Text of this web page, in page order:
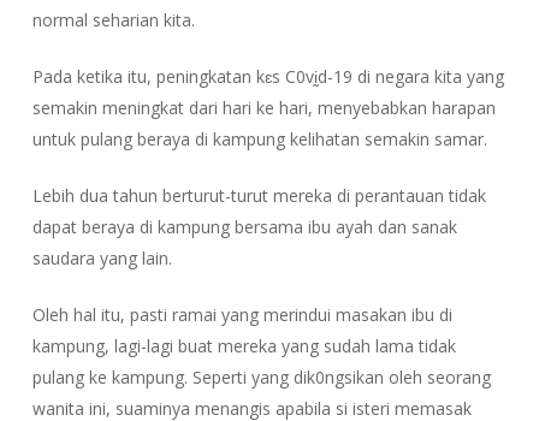
normal seharian kita.
Pada ketika itu, peningkatan kɛs C0vḭd-19 di negara kita yang
semakin meningkat dari hari ke hari, menyebabkan harapan
untuk pulang beraya di kampung kelihatan semakin samar.
Lebih dua tahun berturut-turut mereka di perantauan tidak
dapat beraya di kampung bersama ibu ayah dan sanak
saudara yang lain.
Oleh hal itu, pasti ramai yang merindui masakan ibu di
kampung, lagi-lagi buat mereka yang sudah lama tidak
pulang ke kampung. Seperti yang dik0ngsikan oleh seorang
wanita ini, suaminya menangis apabila si isteri memasak